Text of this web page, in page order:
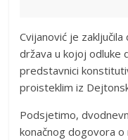
Cvijanović je
država u kojoj odluke
predstavnici
proisteklim iz
Podsjetimo,
konačnog dogovora o